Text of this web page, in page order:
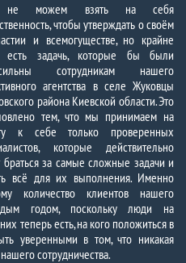
можем взять на себя
чтобы утверждать о своём
и всемогуществе, но крайне
есть задачь, которые бы были
сотрудникам нашего
агентства в селе Жуковцы
района Киевской области. Это
тем, что мы принимаем на
к себе только проверенных
которые действительно
браться за самые сложные задачи и
всё для их выполнения. Именно
количество клиентов нашего
годом, поскольку люди на
теперь есть, на кого положиться в
уверенными в том, что никакая
сотрудничества.